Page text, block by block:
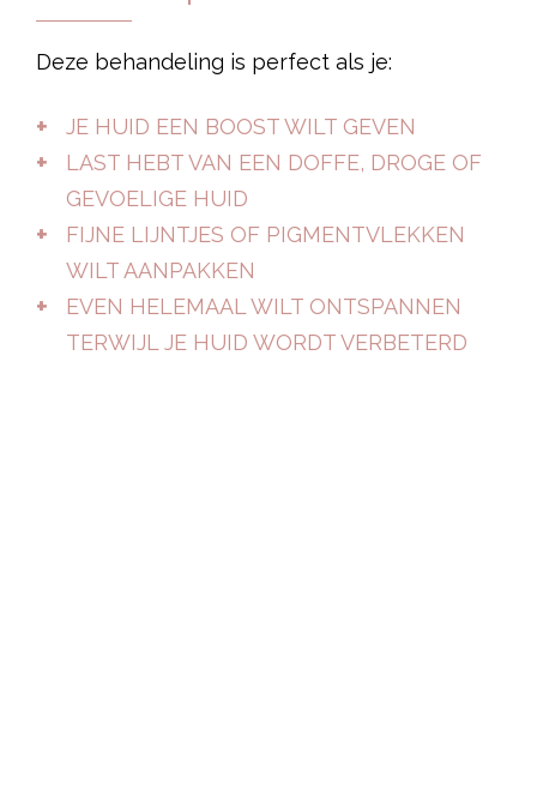
Deze behandeling is perfect als je:
JE HUID EEN BOOST WILT GEVEN
LAST HEBT VAN EEN DOFFE, DROGE OF
GEVOELIGE HUID
FIJNE LIJNTJES OF PIGMENTVLEKKEN
WILT AANPAKKEN
EVEN HELEMAAL WILT ONTSPANNEN
TERWIJL JE HUID WORDT VERBETERD